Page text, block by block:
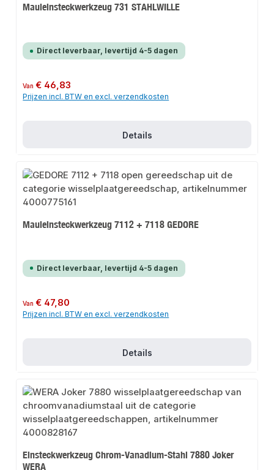
Mauleinsteckwerkzeug 731 STAHLWILLE
Direct leverbaar, levertijd 4-5 dagen
Normale prijs:
Van€ 46,83
Prijzen incl. BTW en excl. verzendkosten
Details
Mauleinsteckwerkzeug 7112 + 7118 GEDORE
Direct leverbaar, levertijd 4-5 dagen
Normale prijs:
Van€ 47,80
Prijzen incl. BTW en excl. verzendkosten
Details
Einsteckwerkzeug Chrom-Vanadium-Stahl 7880 Joker
WERA